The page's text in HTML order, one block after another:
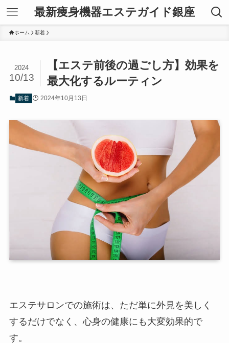
最新痩身機器エステガイド銀座
ホーム 新着
【エステ前後の過ごし方】効果を
最大化するルーティン
2024
10/13
新着 2024年10月13日
エステサロンでの施術は、ただ単に外見を美しく
するだけでなく、心身の健康にも大変効果的で
す。